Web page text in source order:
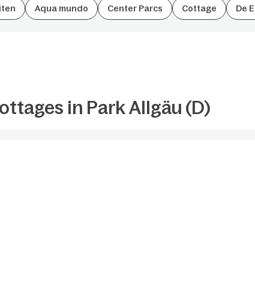
Aqua mundo Center Parcs Cottage De
in Park Allgäu (D)